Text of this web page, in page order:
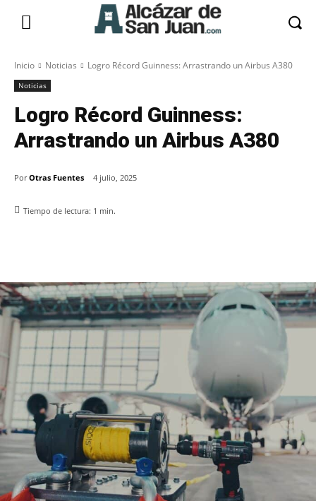
Inicio Noticias Logro Récord Guinness: Arrastrando un Airbus A380
Noticias
Logro Récord Guinness:
Arrastrando un Airbus A380
Por Otras Fuentes 4 julio, 2025
Tiempo de lectura: 1 min.